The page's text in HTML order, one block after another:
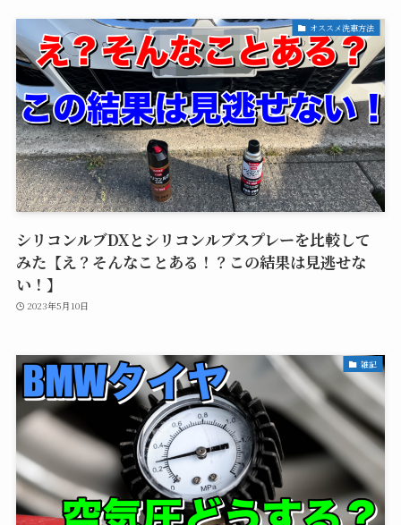
オススメ洗車方法
シリコンルブDXとシリコンルブスプレーを比較して
みた【え？そんなことある！？この結果は見逃せな
い！】
2023年5月10日
雑記